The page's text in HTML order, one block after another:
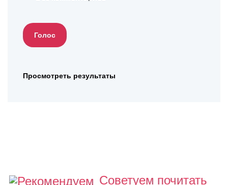
Просмотреть результаты
Советуем почитать